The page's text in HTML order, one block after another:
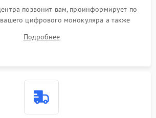
позвонит вам, проинформирует по
цифрового монокуляра а также
Подробнее